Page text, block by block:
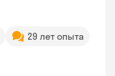
29 лет опыта